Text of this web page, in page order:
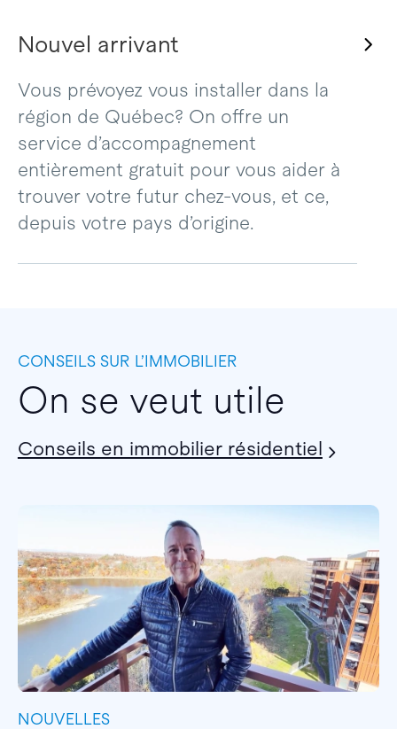
Nouvel arrivant
Vous prévoyez vous installer dans la
région de Québec? On offre un
service d’accompagnement
entièrement gratuit pour vous aider à
trouver votre futur chez-vous, et ce,
depuis votre pays d’origine.
CONSEILS SUR L’IMMOBILIER
On se veut utile
Conseils en immobilier résidentiel
NOUVELLES